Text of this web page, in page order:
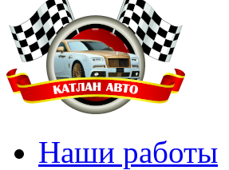
Наши работы